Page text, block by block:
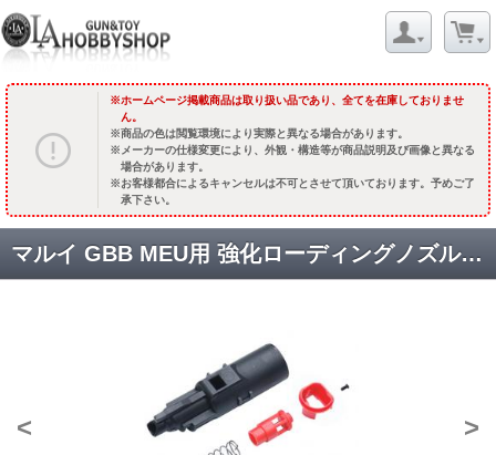
ホームページ掲載商品は取り扱い品であり、全てを在庫しておりませ
ん。
商品の色は閲覧環境により実際と異なる場合があります。
メーカーの仕様変更により、外観・構造等が商品説明及び画像と異なる
場合があります。
お客様都合によるキャンセルは不可とさせて頂いております。予めご了
承下さい。
マルイ GBB MEU用 強化ローディングノズルセット [MEU-28] [取寄]
< >